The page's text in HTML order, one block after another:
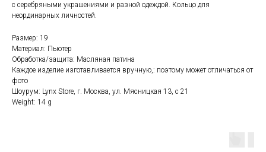
с серебряными украшениями и разной одеждой. Кольцо для
неординарных личностей.
Размер: 19
Материал: Пьютер
Обработка/защита: Масляная патина
Каждое изделие изготавливается вручную,: поэтому может отличаться от
фото
Шоурум: Lynx Store, г. Москва, ул. Мясницкая 13, с 21
Weight: 14 g